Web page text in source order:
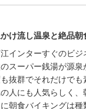
け流し温泉と絶品朝
インターすぐのビジ
スーパー銭湯が源泉
抜群でそれだけでも
人にも人気らしく、
朝食バイキングは